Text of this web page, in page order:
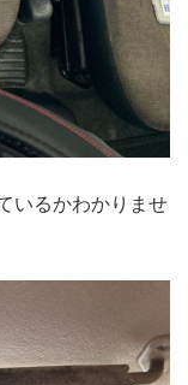
いるかわかりませ